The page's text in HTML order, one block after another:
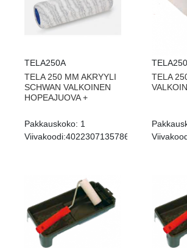
TELA250A
TELA 250 MM AKRYYLI
SCHWAN VALKOINEN
HOPEAJUOVA +
Pakkauskoko: 1
Viivakoodi:4022307135786
TELA